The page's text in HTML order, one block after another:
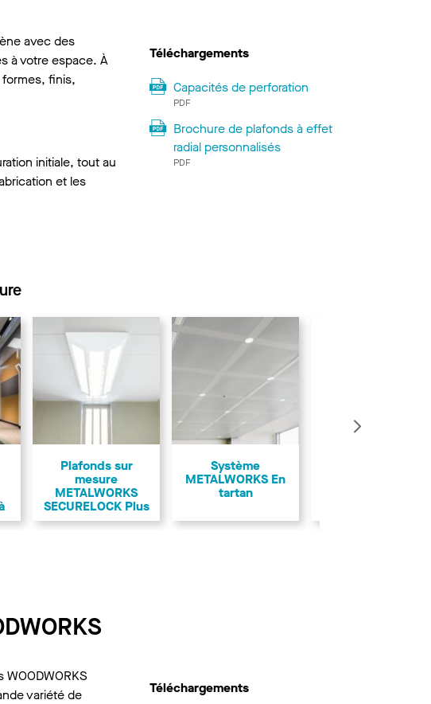
avec des
à votre espace. À
formes, finis,
initiale, tout au
et les
Téléchargements
Capacités de perforation
PDF
Brochure de plafonds à effet
radial personnalisés
PDF
Plafonds sur
mesure
METALWORKS
SECURELOCK Plus
Système
METALWORKS En
tartan
variété de
Téléchargements